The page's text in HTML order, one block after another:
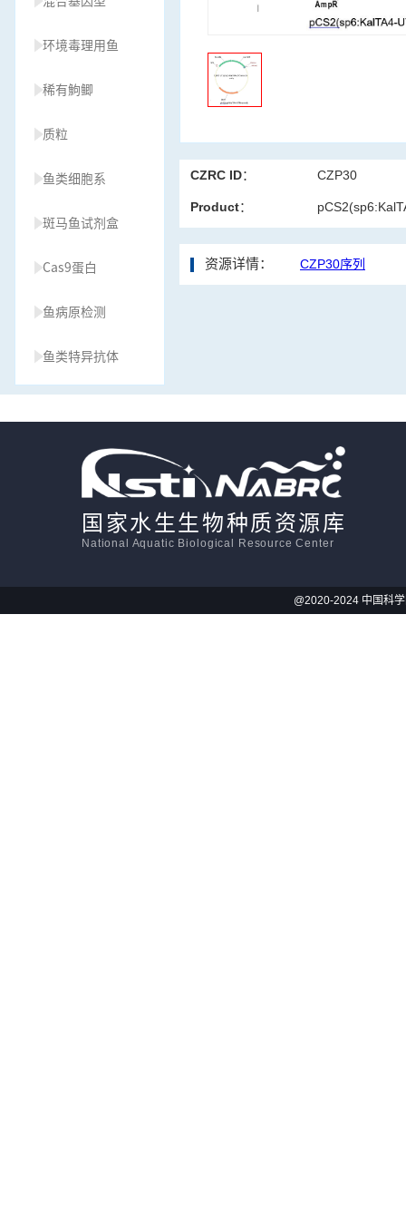
环境毒理用鱼
稀有鮈鲫
质粒
鱼类细胞系
斑马鱼试剂盒
Cas9蛋白
鱼病原检测
鱼类特异抗体
活体影像学
显微注射
CZRC ID： CZP30
Product：
资源详情： CZP30序列
国家水生生物种质资源库
National Aquatic Biological Resource Center
@2020-2024 中国科